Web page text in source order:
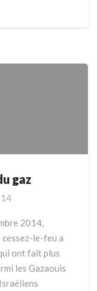
gaz
2014,
le-feu a
ont fait plus
les Gazaouis